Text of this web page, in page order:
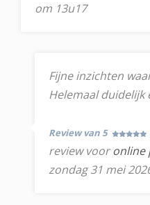
om 13u17
Fijne inzichten
Helemaal duidelijk
Review van 5
review vooronline
zondag 31 mei